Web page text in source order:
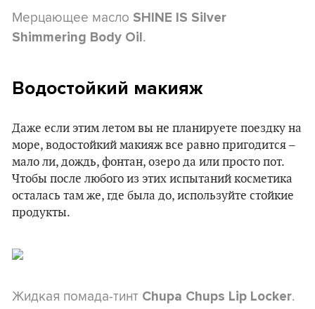
Мерцающее масло SHINE IS Silver
Shimmering Body Oil.
Водостойкий макияж
Даже если этим летом вы не планируете поездку на
море, водостойкий макияж все равно пригодится –
мало ли, дождь, фонтан, озеро да или просто пот.
Чтобы после любого из этих испытаний косметика
осталась там же, где была до, используйте стойкие
продукты.
Жидкая помада-тинт Chupa Chups Lip Locker.